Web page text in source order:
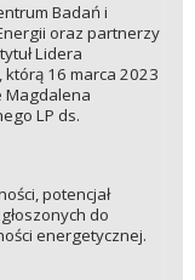
Badań i
oraz partnerzy
Lidera
16 marca 2023
Magdalena
LP ds.
potencjał
do
energetycznej.